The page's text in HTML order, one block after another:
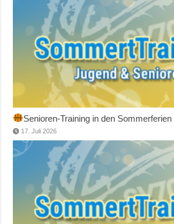
Senioren-Training in den Sommerferien
17. Juli 2026